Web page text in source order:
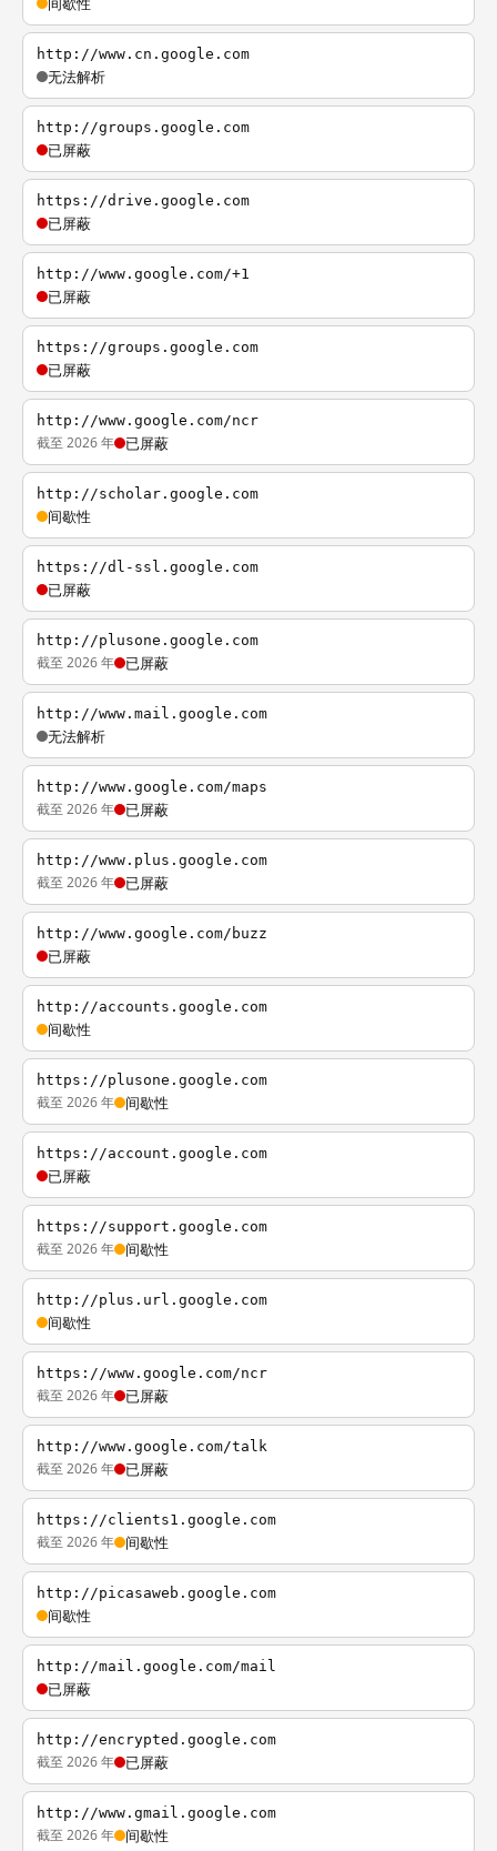
http://www.cn.google.com
无法解析
http://groups.google.com
已屏蔽
https://drive.google.com
已屏蔽
http://www.google.com/+1
已屏蔽
https://groups.google.com
已屏蔽
http://www.google.com/ncr
截至 2026 年 已屏蔽
http://scholar.google.com
间歇性
https://dl-ssl.google.com
已屏蔽
http://plusone.google.com
截至 2026 年 已屏蔽
http://www.mail.google.com
无法解析
http://www.google.com/maps
截至 2026 年 已屏蔽
http://www.plus.google.com
截至 2026 年 已屏蔽
http://www.google.com/buzz
已屏蔽
http://accounts.google.com
间歇性
https://plusone.google.com
截至 2026 年 间歇性
https://account.google.com
已屏蔽
https://support.google.com
截至 2026 年 间歇性
http://plus.url.google.com
间歇性
https://www.google.com/ncr
截至 2026 年 已屏蔽
http://www.google.com/talk
截至 2026 年 已屏蔽
https://clients1.google.com
截至 2026 年 间歇性
http://picasaweb.google.com
间歇性
http://mail.google.com/mail
已屏蔽
http://encrypted.google.com
截至 2026 年 已屏蔽
http://www.gmail.google.com
截至 2026 年 间歇性